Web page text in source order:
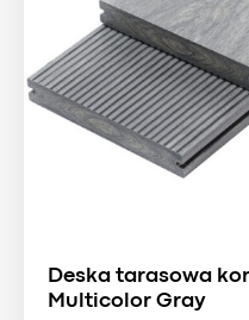
Deska tarasowa
Multicolor Gray